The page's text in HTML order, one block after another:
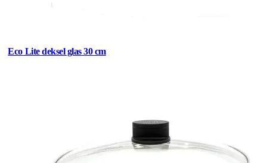
Eco Lite deksel glas 30 cm